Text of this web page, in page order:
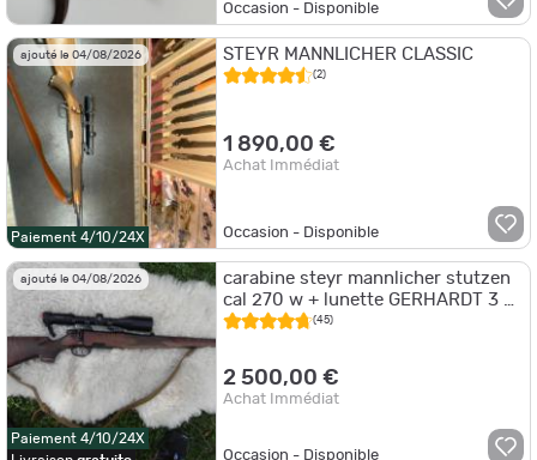
Occasion - Disponible
ajouté le 04/08/2026
Paiement 4/10/24X
STEYR MANNLICHER CLASSIC
(2)
1 890,00 €
Achat Immédiat
Occasion - Disponible
ajouté le 04/08/2026
Paiement 4/10/24X
carabine steyr mannlicher stutzen
cal 270 w + lunette GERHARDT 3 x
12 50 + montage pivotant
(45)
2 500,00 €
Achat Immédiat
Occasion - Disponible